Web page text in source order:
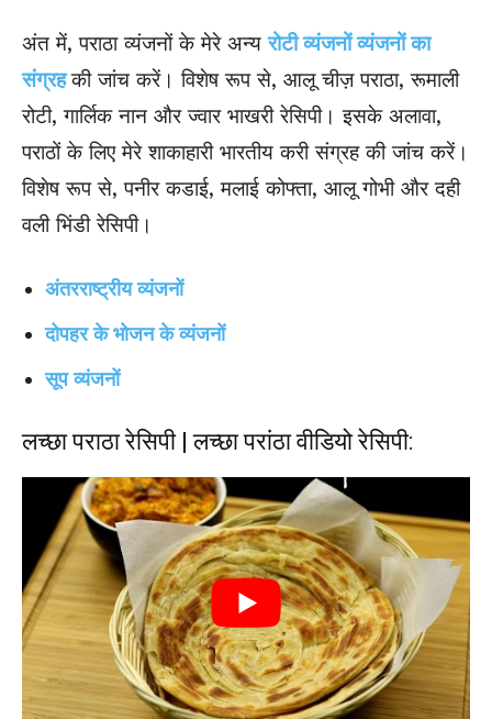
अंत में, पराठा व्यंजनों के मेरे अन्यरोटी व्यंजनों व्यंजनों का
संग्रहकी जांच करें। विशेष रूप से, आलू चीज़ पराठा, रूमाली
रोटी, गार्लिक नान और ज्वार भाखरी रेसिपी। इसके अलावा,
पराठों के लिए मेरे शाकाहारी भारतीय करी संग्रह की जांच करें।
विशेष रूप से, पनीर कडाई, मलाई कोफ्ता, आलू गोभी और दही
वली भिंडी रेसिपी।
अंतरराष्ट्रीय व्यंजनों
दोपहर के भोजन के व्यंजनों
सूप व्यंजनों
लच्छा पराठा रेसिपी | लच्छा परांठा वीडियो रेसिपी: